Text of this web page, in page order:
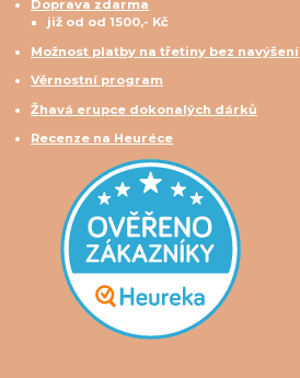
Doprava zdarma
již od od 1500,- Kč
Možnost platby na třetiny bez navýšení
Věrnostní program
Žhavá erupce dokonalých dárků
Recenze na Heuréce